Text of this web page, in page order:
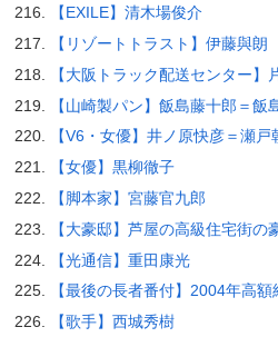
【EXILE】清木場俊介
【リゾートトラスト】伊藤與朗
【大阪トラック配送センター】
【山崎製パン】飯島藤十郎＝飯
【V6・女優】井ノ原快彦＝瀬戸
【女優】黒柳徹子
【脚本家】宮藤官九郎
【大豪邸】芦屋の高級住宅街の
【光通信】重田康光
【最後の長者番付】2004年高
【歌手】西城秀樹